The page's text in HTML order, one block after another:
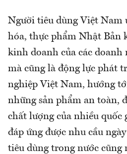
Người tiêu dùng Việt Nam
hóa, thực phẩm Nhật Bản
kinh doanh của các doanh
mà cũng là động lực phát
nghiệp Việt Nam, hướng
những sản phẩm an toàn,
chất lượng của nhiều quốc
đáp ứng được nhu cầu
tiêu dùng trong nước cũng